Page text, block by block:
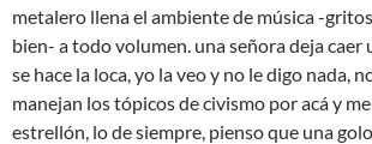
metalero llena el ambiente de música -
bien- a todo volumen. una señora deja caer
se hace la loca, yo la veo y no le digo nada,
manejan los tópicos de civismo por acá y
estrellón, lo de siempre, pienso que una